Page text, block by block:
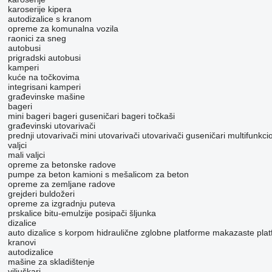
karoserije kipera
autodizalice s kranom
opreme za komunalna vozila
raonici za sneg
autobusi
prigradski autobusi
kamperi
kuće na točkovima
integrisani kamperi
građevinske mašine
bageri
mini bageri bageri guseničari bageri točkaši
građevinski utovarivači
prednji utovarivači mini utovarivači utovarivači guseničari
valjci
mali valjci
opreme za betonske radove
pumpe za beton kamioni s mešalicom za beton
opreme za zemljane radove
grejderi buldožeri
opreme za izgradnju puteva
prskalice bitu-emulzije posipači šljunka
dizalice
auto dizalice s korpom hidraulične zglobne platforme makazaste
kranovi
autodizalice
mašine za skladištenje